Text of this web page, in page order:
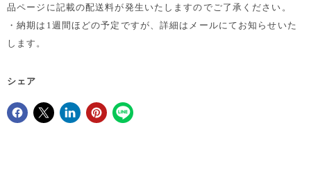
品ページに記載の配送料が発生いたしますのでご了承ください。
・納期は1週間ほどの予定ですが、詳細はメールにてお知らせいた
します。
シェア